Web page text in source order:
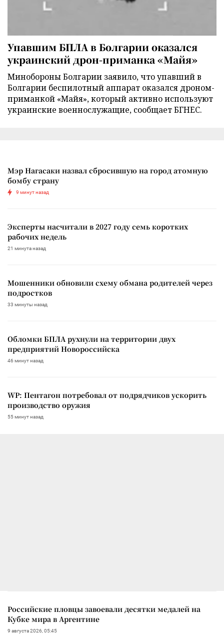
Упавшим БПЛА в Болгарии оказался
украинский дрон-приманка «Майя»
Минобороны Болгарии заявило, что упавший в
Болгарии беспилотный аппарат оказался дроном-
приманкой «Майя», который активно используют
украинские военнослужащие, сообщает БГНЕС.
Мэр Нагасаки назвал сбросившую на город атомную
бомбу страну
9 минут назад
Эксперты насчитали в 2027 году семь коротких
рабочих недель
21 минута назад
Мошенники обновили схему обмана родителей через
подростков
33 минуты назад
Обломки БПЛА рухнули на территории двух
предприятий Новороссийска
46 минут назад
WP: Пентагон потребовал от подрядчиков ускорить
производство оружия
55 минут назад
Российские пловцы завоевали десятки медалей на
Кубке мира в Аргентине
9 августа 2026, 05:45